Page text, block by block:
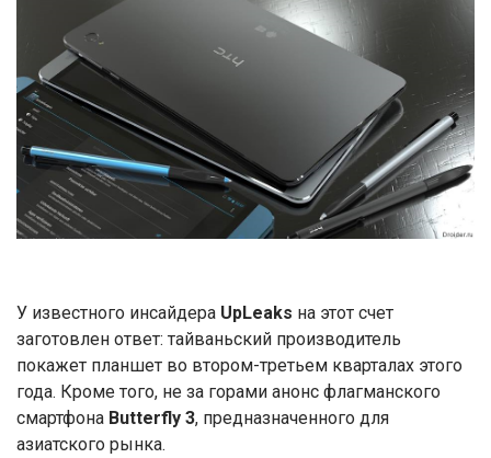
У известного инсайдера UpLeaks на этот счет
заготовлен ответ: тайваньский производитель
покажет планшет во втором-третьем кварталах этого
года. Кроме того, не за горами анонс флагманского
смартфона Butterfly 3, предназначенного для
азиатского рынка.